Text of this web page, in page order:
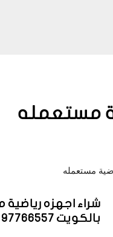
مستعمله
مستعمله
شراء اجهزه
بالكويت 97766557